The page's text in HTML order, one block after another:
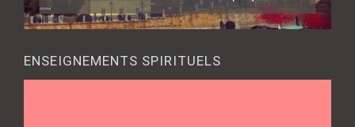
ENSEIGNEMENTS SPIRITUELS